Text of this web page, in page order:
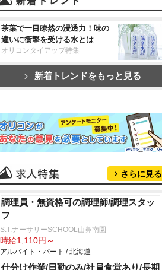
茶葉で一目瞭然の浸透力！味の
違いに衝撃を受ける水とは
オリコンタイアップ特集
新着トレンドをもっと見る
さらに見る
調理員・無資格可の調理師/調理スタッ
フ
S.T.ナーサリーSCHOOL山鼻南園
時給1,110円～
アルバイト・パート / 北海道
仕分け作業/日勤のみ/社員食堂あり/長期